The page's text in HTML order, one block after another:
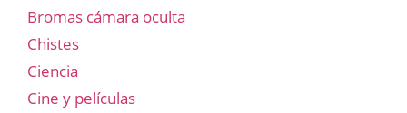
Bromas cámara oculta
Chistes
Ciencia
Cine y películas